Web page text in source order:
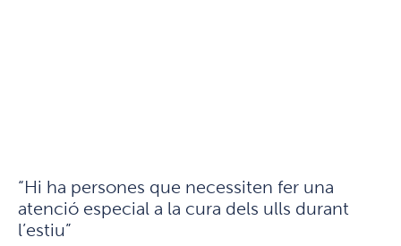
“Hi ha persones que necessiten fer una
atenció especial a la cura dels ulls durant
l’estiu”